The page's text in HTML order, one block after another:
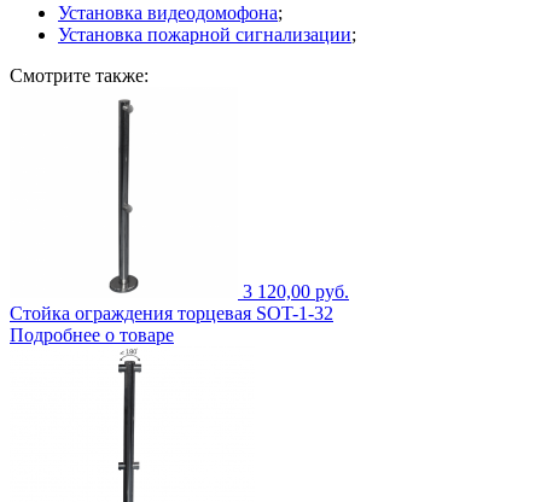
Установка видеодомофона;
Установка пожарной сигнализации;
Смотрите также:
3 120,00 руб.
Стойка ограждения торцевая SOT-1-32
Подробнее о товаре